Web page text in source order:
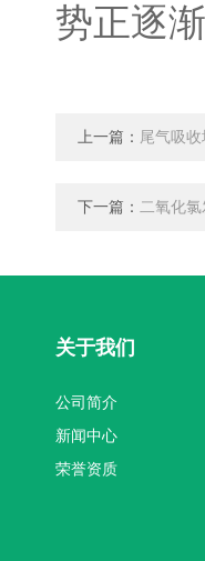
势正逐
上一篇： 尾气吸
下一篇： 二氧化
关于我们
公司简介
新闻中心
荣誉资质